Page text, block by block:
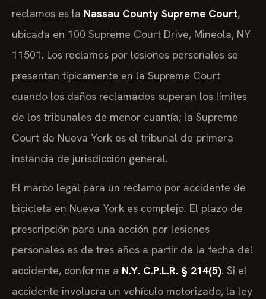
reclamos es la Nassau County Supreme Court,
ubicada en 100 Supreme Court Drive, Mineola, NY
11501. Los reclamos por lesiones personales se
presentan típicamente en la Supreme Court
cuando los daños reclamados superan los límites
de los tribunales de menor cuantía; la Supreme
Court de Nueva York es el tribunal de primera
instancia de jurisdicción general.
El marco legal para un reclamo por accidente de
bicicleta en Nueva York es complejo. El plazo de
prescripción para una acción por lesiones
personales es de tres años a partir de la fecha del
accidente, conforme a N.Y. C.P.L.R. § 214(5). Si el
accidente involucra un vehículo motorizado, la ley